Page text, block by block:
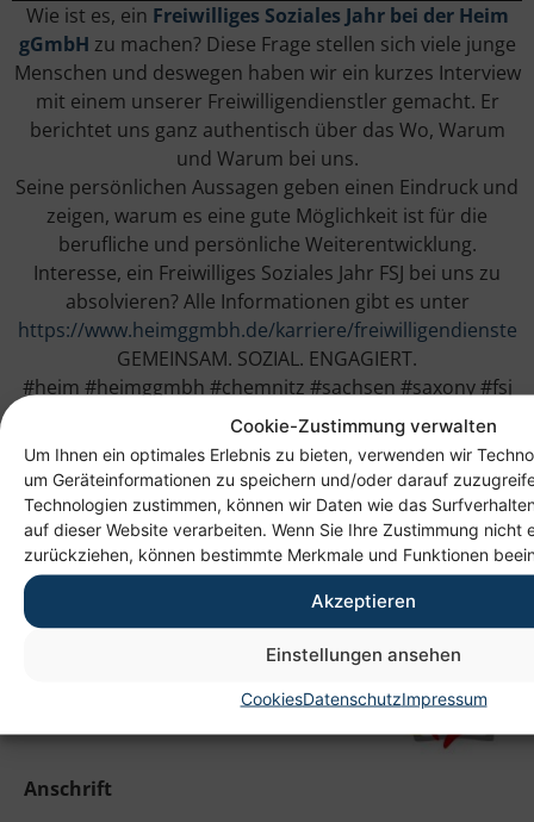
Cookie-Zustimmung verwalten
Um Ihnen ein optimales Erlebnis zu bieten, verwenden wir
um Geräteinformationen zu speichern und/oder darauf
Technologien zustimmen, können wir Daten wie das
auf dieser Website verarbeiten. Wenn Sie Ihre Zustimmung nicht
zurückziehen, können bestimmte Merkmale und Funktionen
Akzeptieren
Einstellungen ansehen
CookiesDatenschutzImpressum
Wie ist es, ein Freiwilliges Soziales Jahr bei der Heim
gGmbH zu machen? Diese Frage stellen sich viele junge
Menschen und deswegen haben wir ein kurzes Interview
mit einem unserer Freiwilligendienstler gemacht. Er
berichtet uns ganz authentisch über das Wo, Warum
und Warum bei uns.
Seine persönlichen Aussagen geben einen Eindruck und
zeigen, warum es eine gute Möglichkeit ist für die
berufliche und persönliche Weiterentwicklung.
Interesse, ein Freiwilliges Soziales Jahr FSJ bei uns zu
absolvieren? Alle Informationen gibt es unter
https://www.heimggmbh.de/karriere/freiwilligendienste
GEMEINSAM. SOZIAL. ENGAGIERT.
#heim #heimggmbh #chemnitz #sachsen #saxony #fsj
#freiwilligendienst #bundesfreiwillige
#socialvoluntaryyear #weilgutestunguttut
#pflege
#betreeung #care #appplication #bewerbung
#gemeinsam#sozial #engagiert#together #social
#commited
Anschrift